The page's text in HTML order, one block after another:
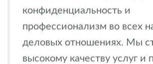
конфиденциальность и
профессионализм во всех
деловых отношениях. Мы
высокому качеству услуг и